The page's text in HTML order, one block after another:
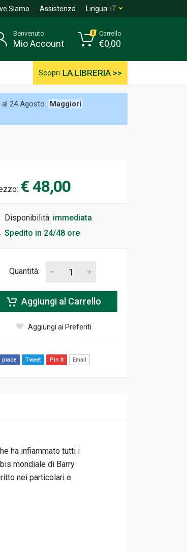
Siamo Assistenza Lingua: IT
Scopri LA LIBRERIA >>
Benvenuto
Mio Account
0 Carrello
€0,00
24 Agosto. Maggiori
€ 48,00
Disponibilità: immediata
Spedito in 24/48 ore
Quantità:
Aggiungi al Carrello
Aggiungi ai Preferiti
piace Tweet Pin It Email
ha infiammato tutti i
mondiale di Barry
nei particolari e